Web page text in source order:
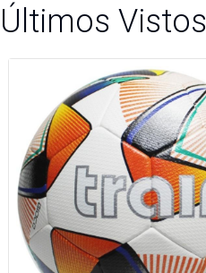
Últimos Vistos